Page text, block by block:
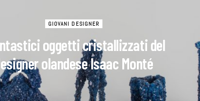
GIOVANI DESIGNER
oggetti cristallizzati del
olandese Isaac Monté